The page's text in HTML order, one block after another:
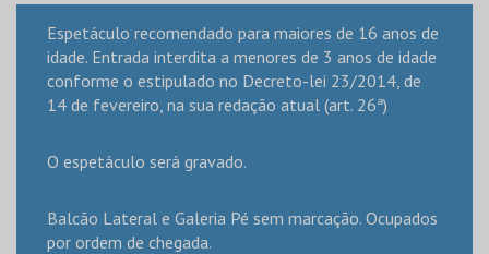
Espetáculo recomendado para maiores de 16 anos de
idade. Entrada interdita a menores de 3 anos de idade
conforme o estipulado no Decreto-lei 23/2014, de
14 de fevereiro, na sua redação atual (art. 26ª)
O espetáculo será gravado.
Balcão Lateral e Galeria Pé sem marcação. Ocupados
por ordem de chegada.